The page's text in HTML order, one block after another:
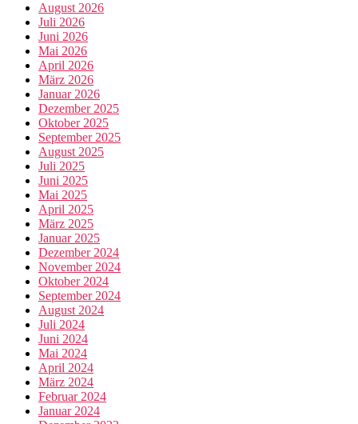
August 2026
Juli 2026
Juni 2026
Mai 2026
April 2026
März 2026
Januar 2026
Dezember 2025
Oktober 2025
September 2025
August 2025
Juli 2025
Juni 2025
Mai 2025
April 2025
März 2025
Januar 2025
Dezember 2024
November 2024
Oktober 2024
September 2024
August 2024
Juli 2024
Juni 2024
Mai 2024
April 2024
März 2024
Februar 2024
Januar 2024